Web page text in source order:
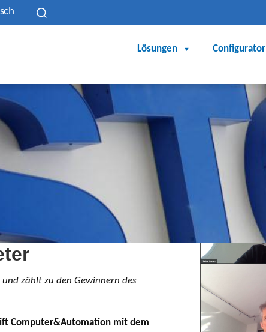
Lösungen Configurator
zählt zu den Gewinnern des
Computer&Automation mit dem